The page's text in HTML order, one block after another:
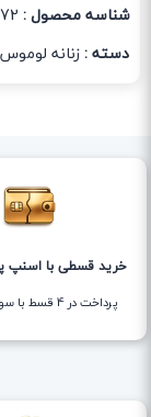
شناسه محصول :
دسته :زنانه لوموس
خرید قسطی با اسنپ
پرداخت در 4 قسط با سود صفر درصد